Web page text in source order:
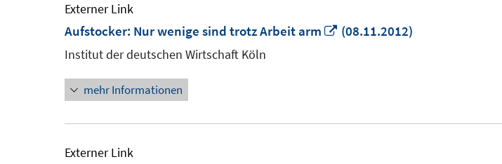
Externer Link
Aufstocker: Nur wenige sind trotz Arbeit arm
In
(08.11.2012)
Institut der deutschen Wirtschaft Köln
mehr Informationen
Externer Link